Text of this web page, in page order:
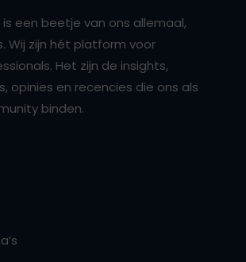
een beetje van ons allemaal,
Wij zijn hét platform voor
Het zijn de insights,
opinies en recencies die ons als
binden.